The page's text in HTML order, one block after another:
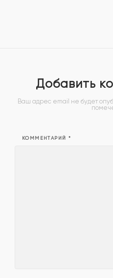
Добавить
Ваш адрес email не будет
КОММЕНТАРИЙ *